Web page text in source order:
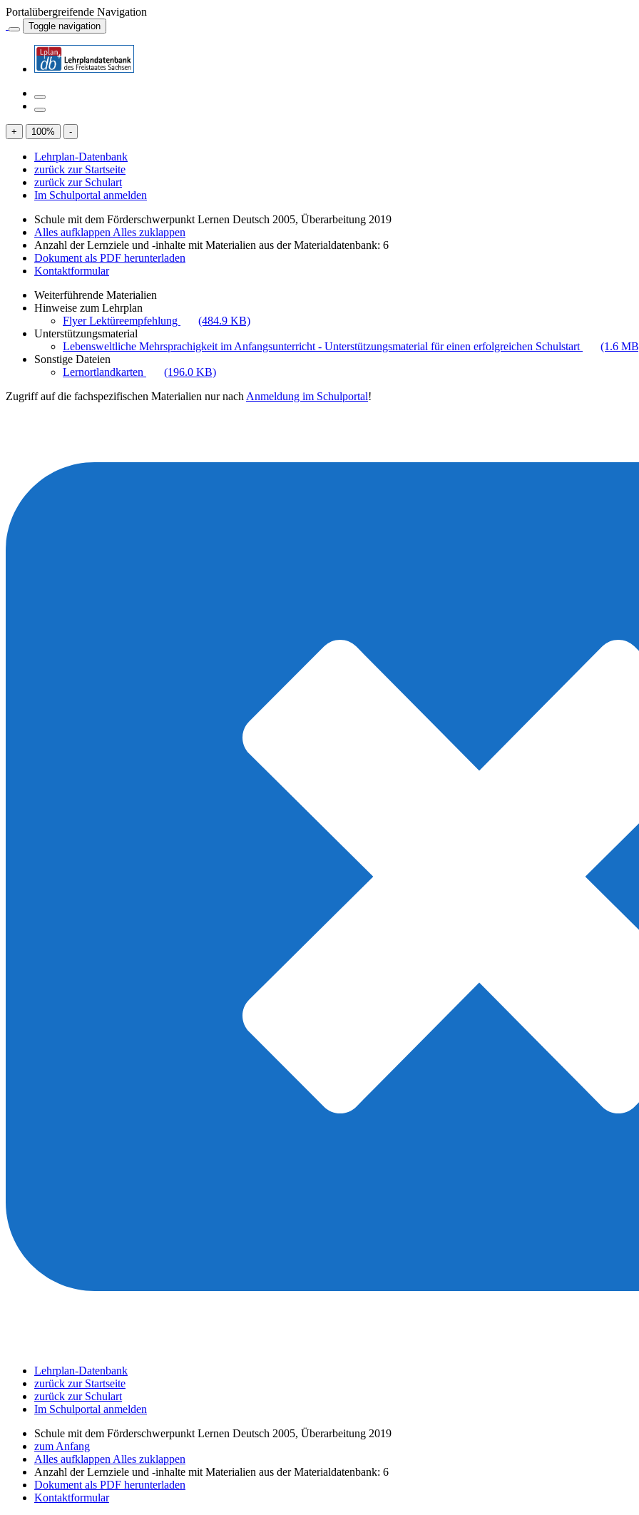
Portalübergreifende Navigation
Toggle navigation
+ 100% -
Lehrplan-Datenbank
zurück zur Startseite
zurück zur Schulart
Im Schulportal anmelden
Schule mit dem Förderschwerpunkt Lernen Deutsch 2005, Überarbeitung 2019
Alles aufklappen Alles zuklappen
Anzahl der Lernziele und -inhalte mit Materialien aus der Materialdatenbank: 6
Dokument als PDF herunterladen
Kontaktformular
Weiterführende Materialien
Hinweise zum Lehrplan
Flyer Lektüreempfehlung
(484.9 KB)
Unterstützungsmaterial
Lebensweltliche Mehrsprachigkeit im Anfangsunterricht - Unterstützungsmaterial für einen erfolgreichen Schulstart
(1.6
Sonstige Dateien
Lernortlandkarten
(196.0 KB)
Zugriff auf die fachspezifischen Materialien nur nach Anmeldung im Schulportal!
Lehrplan-Datenbank
zurück zur Startseite
zurück zur Schulart
Im Schulportal anmelden
Schule mit dem Förderschwerpunkt Lernen Deutsch 2005, Überarbeitung 2019
zum Anfang
Alles aufklappen Alles zuklappen
Anzahl der Lernziele und -inhalte mit Materialien aus der Materialdatenbank: 6
Dokument als PDF herunterladen
Kontaktformular